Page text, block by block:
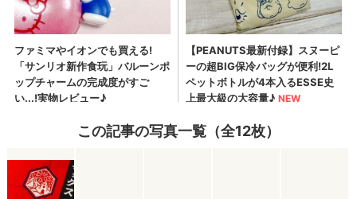
この記事の写真一覧（全12枚）